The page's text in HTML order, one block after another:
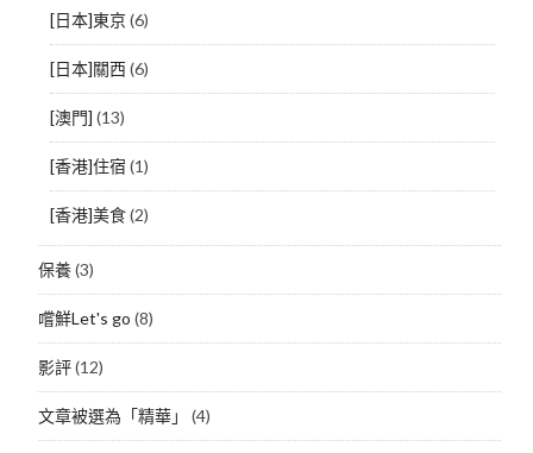
[日本]東京(6)
[日本]關西(6)
[澳門] (13)
[香港]住宿 (1)
[香港]美食(2)
保養(3)
嚐鮮Let's go (8)
影評(12)
文章被選為「精華」 (4)